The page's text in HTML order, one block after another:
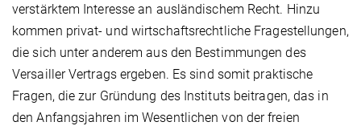
verstärktem Interesse an ausländischem Recht. Hinzu
kommen privat- und wirtschaftsrechtliche Fragestellungen,
die sich unter anderem aus den Bestimmungen des
Versailler Vertrags ergeben. Es sind somit praktische
Fragen, die zur Gründung des Instituts beitragen, das in
den Anfangsjahren im Wesentlichen von der freien